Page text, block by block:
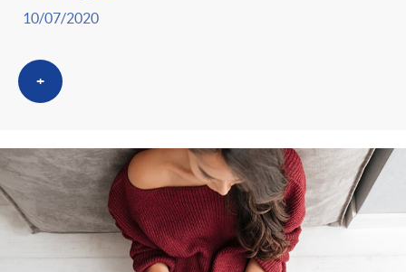
t
e
g
o
10/07/2020
+